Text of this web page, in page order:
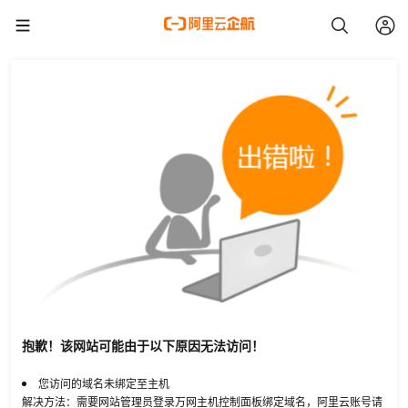
抱歉！该网站可能由于以下原因无法访问！
您访问的域名未绑定至主机
解决方法：需要网站管理员登录万网主机控制面板绑定域名，阿里云账号请